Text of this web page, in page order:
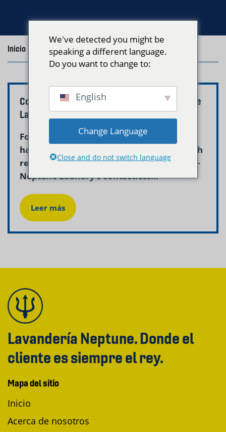
Inicio / Posts with the tag "contactless laundry"
Contactless Laundry Pickup Boston | Neptune
Laundry
For Boston residents who prefer a fully
hands-off experience — whether for health
reasons, privacy, or simple convenience —
Neptune Laundry’s contactless...
Leer más
Lavandería Neptune. Donde el
cliente es siempre el rey.
Mapa del sitio
Inicio
Acerca de nosotros
We've detected you might be
speaking a different language.
Do you want to change to:
English
Change Language
Close and do not switch language